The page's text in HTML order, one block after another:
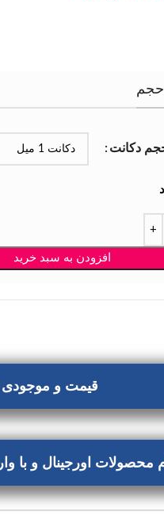
حجم
دکانت
افزودن به سبد خرید
قیمت و موجودی
محصولات اورجینال و با